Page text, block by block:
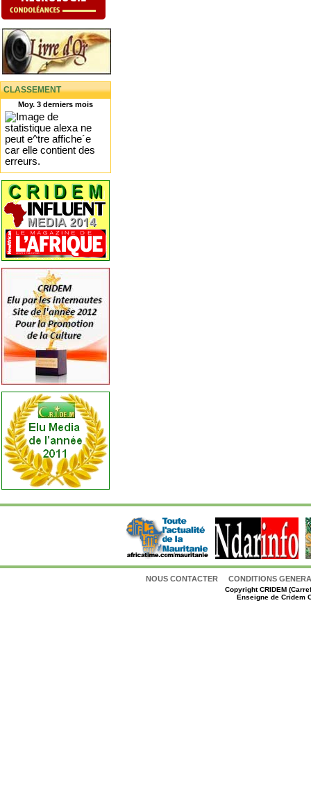
CLASSEMENT
Moy. 3 derniers mois
NOUS CONTACTER CONDITIONS
CopyrightCRIDEM
Enseigne de Cridem